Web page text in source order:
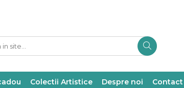
Colectii Artistice Despre noi Contact